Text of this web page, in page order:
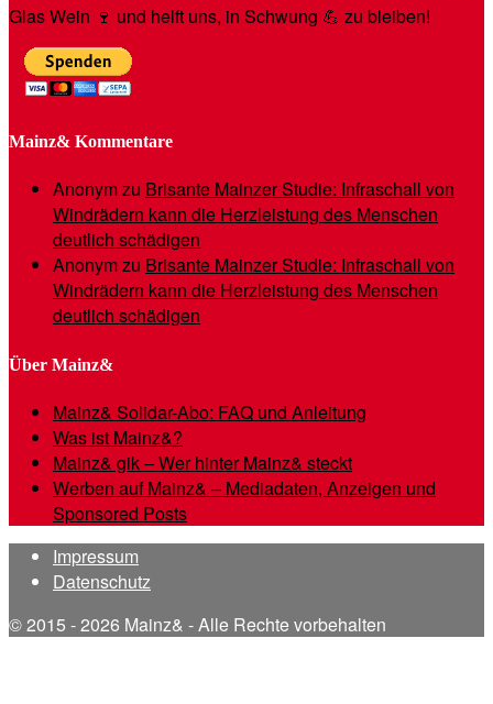
Glas Wein 🍷 und helft uns, in Schwung 💪 zu bleiben!
Mainz& Kommentare
Anonymzu Brisante Mainzer Studie: Infraschall von
Windrädern kann die Herzleistung des Menschen
deutlich schädigen
Anonymzu Brisante Mainzer Studie: Infraschall von
Windrädern kann die Herzleistung des Menschen
deutlich schädigen
Über Mainz&
Mainz& Solidar-Abo: FAQ und Anleitung
Was ist Mainz&?
Mainz& gik – Wer hinter Mainz& steckt
Werben auf Mainz& – Mediadaten, Anzeigen und
Sponsored Posts
Impressum
Datenschutz
© 2015 - 2026 Mainz& - Alle Rechte vorbehalten